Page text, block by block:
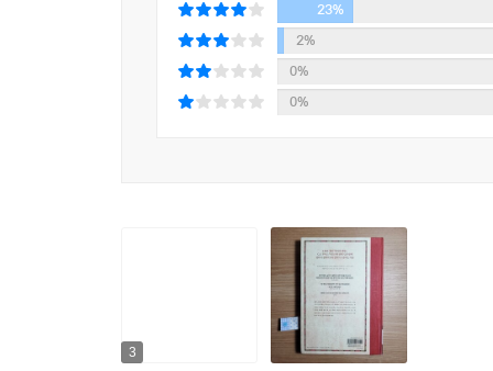
23%
2%
0%
0%
3